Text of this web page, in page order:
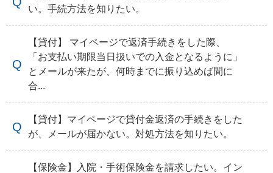
い。手続方法を知りたい。
【貸付】 マイページで返済手続きをした際、
「お支払い期限当日扱いでの入金となるように」
とメールが来たが、何時までに振り込めば間に
合...
【貸付】マイページで貸付金返済の手続きをした
が、メールが届かない。対処方法を知りたい。
【保険金】入院・手術保険金を請求したい。イン